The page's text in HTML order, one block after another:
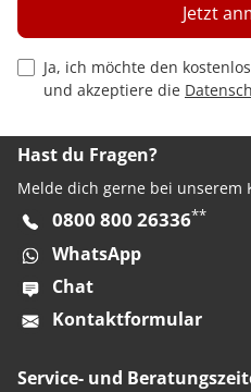
Privacy Policy Checkbox
Ja, ich möchte den
und akzeptiere die
Jetzt
Hast du Fragen?
Melde dich gerne bei unserem
0800 800 26336**
WhatsApp
Chat
Kontaktformular
Service- und